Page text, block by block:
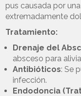
pus causada por
extremadamente
Tratamiento:
Drenaje del
absceso para
Antibióticos: Se
infección.
Endodoncia